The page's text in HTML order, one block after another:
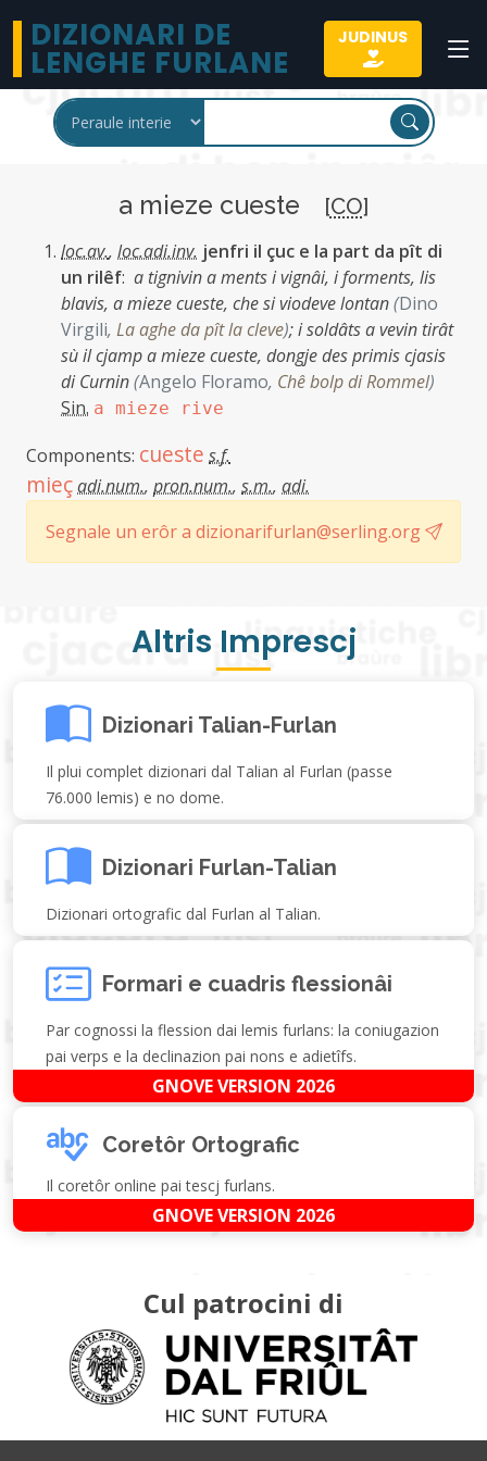
DIZIONARI DE
LENGHE FURLANE
JUDINUS
a mieze cueste [CO]
loc.av., loc.adi.inv. jenfri il çuc e la part da pît di
un rilêf: a tignivin a ments i vignâi, i forments, lis
blavis, a mieze cueste, che si viodeve lontan(Dino
Virgili, La aghe da pît la cleve);i soldâts a vevin tirât
sù il cjamp a mieze cueste, dongje des primis cjasis
di Curnin(Angelo Floramo, Chê bolp di Rommel)
Sin. a mieze rive
Components: cueste s.f.
mieçadi.num., pron.num., s.m., adi.
Segnale un erôr a dizionarifurlan@serling.org
Altris Imprescj
Dizionari Talian-Furlan
Il plui complet dizionari dal Talian al Furlan (passe
76.000 lemis) e no dome.
Dizionari Furlan-Talian
Dizionari ortografic dal Furlan al Talian.
Formari e cuadris flessionâi
Par cognossi la flession dai lemis furlans: la coniugazion
pai verps e la declinazion pai nons e adietîfs.
GNOVE VERSION 2026
Coretôr Ortografic
Il coretôr online pai tescj furlans.
GNOVE VERSION 2026
Cul patrocini di